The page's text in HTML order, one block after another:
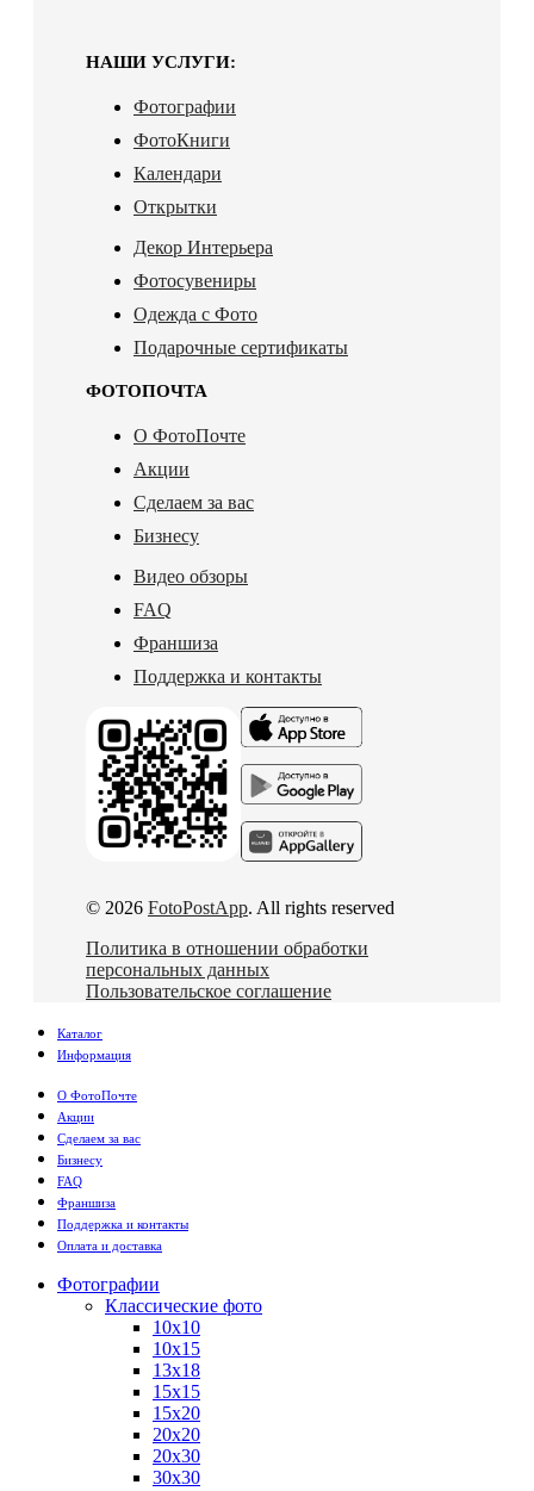
НАШИ УСЛУГИ:
Фотографии
ФотоКниги
Календари
Открытки
Декор Интерьера
Фотосувениры
Одежда с Фото
Подарочные сертификаты
ФОТОПОЧТА
О ФотоПочте
Акции
Сделаем за вас
Бизнесу
Видео обзоры
FAQ
Франшиза
Поддержка и контакты
© 2026 FotoPostApp. All rights reserved
Политика в отношении обработки
персональных данных
Пользовательское соглашение
Каталог
Информация
О ФотоПочте
Акции
Сделаем за вас
Бизнесу
FAQ
Франшиза
Поддержка и контакты
Оплата и доставка
Фотографии
Классические фото
10х10
10х15
13х18
15х15
15х20
20х20
20х30
30х30